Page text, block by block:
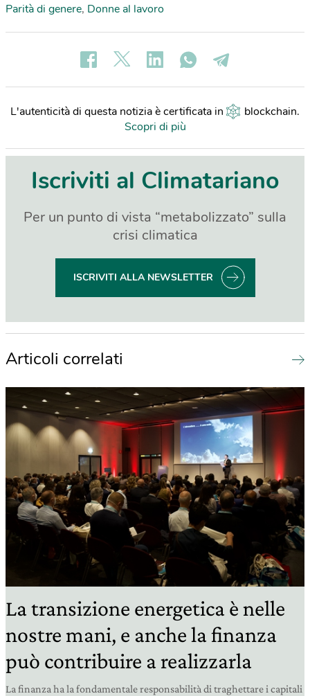
Parità di genere, Donne al lavoro
L'autenticità di questa notizia è certificata in blockchain.
Scopri di più
Iscriviti al Climatariano
Per un punto di vista “metabolizzato” sulla
crisi climatica
ISCRIVITI ALLA NEWSLETTER
Articoli correlati
La transizione energetica è nelle
nostre mani, e anche la finanza
può contribuire a realizzarla
La finanza ha la fondamentale responsabilità di traghettare i capitali